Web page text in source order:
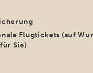
Flugtickets (auf
Sie)